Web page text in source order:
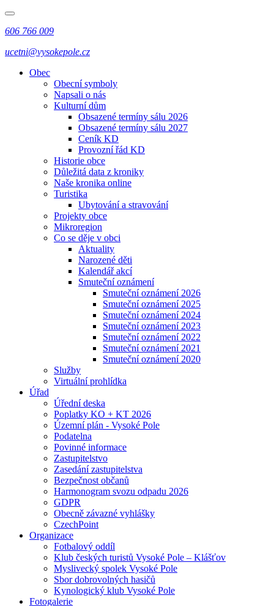
606 766 009
ucetni@vysokepole.cz
Obec
Obecní symboly
Napsali o nás
Kulturní dům
Obsazené termíny sálu 2026
Obsazené termíny sálu 2027
Ceník KD
Provozní řád KD
Historie obce
Důležitá data z kroniky
Naše kronika online
Turistika
Ubytování a stravování
Projekty obce
Mikroregion
Co se děje v obci
Aktuality
Narozené děti
Kalendář akcí
Smuteční oznámení
Smuteční oznámení 2026
Smuteční oznámení 2025
Smuteční oznámení 2024
Smuteční oznámení 2023
Smuteční oznámení 2022
Smuteční oznámení 2021
Smuteční oznámení 2020
Služby
Virtuální prohlídka
Úřad
Úřední deska
Poplatky KO + KT 2026
Územní plán - Vysoké Pole
Podatelna
Povinné informace
Zastupitelstvo
Zasedání zastupitelstva
Bezpečnost občanů
Harmonogram svozu odpadu 2026
GDPR
Obecně závazné vyhlášky
CzechPoint
Organizace
Fotbalový oddíl
Klub českých turistů Vysoké Pole – Klášťov
Myslivecký spolek Vysoké Pole
Sbor dobrovolných hasičů
Kynologický klub Vysoké Pole
Fotogalerie